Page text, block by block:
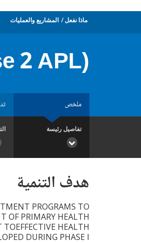
ماذا نفعل المشاريع والعمليات
2 APL)
ملخص
تفاصيل رئيسة
هدف التنمية
PROGRAMS TO
OF PRIMARY HEALTH
HEALTH
DURING PHASE I.